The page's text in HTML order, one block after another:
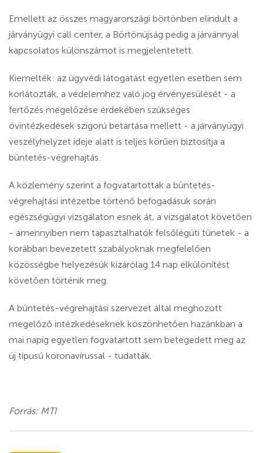
Emellett az összes magyarországi börtönben elindult a
járványügyi call center, a Börtönújság pedig a járvánnyal
kapcsolatos különszámot is megjelentetett.
Kiemelték: az ügyvédi látogatást egyetlen esetben sem
korlátozták, a védelemhez való jog érvényesülését - a
fertőzés megelőzése érdekében szükséges
óvintézkedések szigorú betartása mellett - a járványügyi
veszélyhelyzet ideje alatt is teljes körűen biztosítja a
büntetés-végrehajtás.
A közlemény szerint a fogvatartottak a büntetés-
végrehajtási intézetbe történő befogadásuk során
egészségügyi vizsgálaton esnek át, a vizsgálatot követően
- amennyiben nem tapasztalhatók felsőlégúti tünetek - a
korábban bevezetett szabályoknak megfelelően
közösségbe helyezésük kizárólag 14 nap elkülönítést
követően történik meg.
A büntetés-végrehajtási szervezet által meghozott
megelőző intézkedéseknek köszönhetően hazánkban a
mai napig egyetlen fogvatartott sem betegedett meg az
új típusú koronavírussal - tudatták.
Forrás: MTI